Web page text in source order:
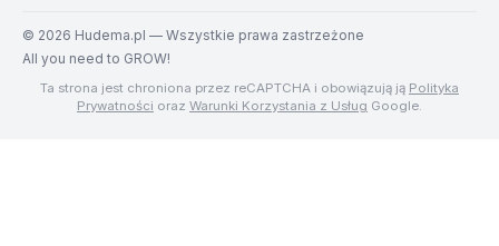
© 2026 Hudema.pl — Wszystkie prawa zastrzeżone
All you need to GROW!
Ta strona jest chroniona przez reCAPTCHA i obowiązują ją Polityka
Prywatności oraz Warunki Korzystania z Usług Google.